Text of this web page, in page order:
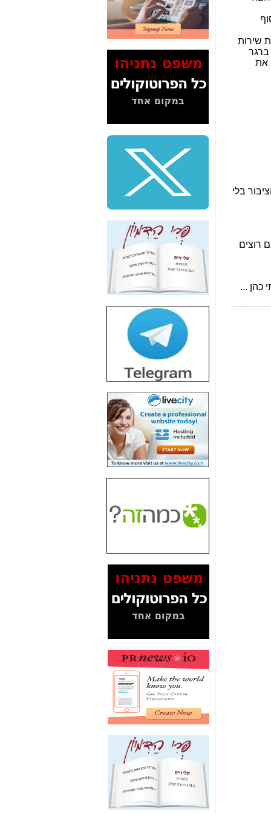
2" על תעלולי השר
משה כחלון -כאן
הסלולר" ואיך מסרסים
את הנתונים לציבור -
כאן
סיכום ביקור בסיליקון
שלמה פילבר (עד
לאחרונה מנכ"ל משרד
התקשורת) - עד
מדינה? הצחקתם
"יש אפליה בחקירה"?
חשיפה: למה השר
משה כחלון לא נחקר
עד היום? -
כאן
הדומה לזו של "תיק
4000" אך בתחום
הסלולר -
חשיפת מה שלא
רוצים שתדעו בעניין
פריסת אנלימיטד
(בניחוח בלתי נסבל) -
כאן
חשיפה: איוב קרא
אישר לקבוצת סלקום
בדיוק מה שביבי אישר
כאן
האם השר איוב קרא
היה צריך בכלל לחתום
על האישור, שנתן
האם ביבי וקרא קבלו
בכלל תמורה עבור
המסמכים בנושא בזק-
Yes (תיק 4000)
לאיש הלא נכון! -כאן
עובדות ומסמכים
האם ביבי כשר
תקשורת עזר לקב'
בזק? -כאן
מה מקור ה-Fake
News שהביא לתפירת
תיק לביבי והעלמת
החשודים הנכונים -כאן
אחת הרגליים של "תיק
4000 התפור"
התמוטטה היום
בניצחון (כפול) של בזק
כאן
איך כתבות מפנקות